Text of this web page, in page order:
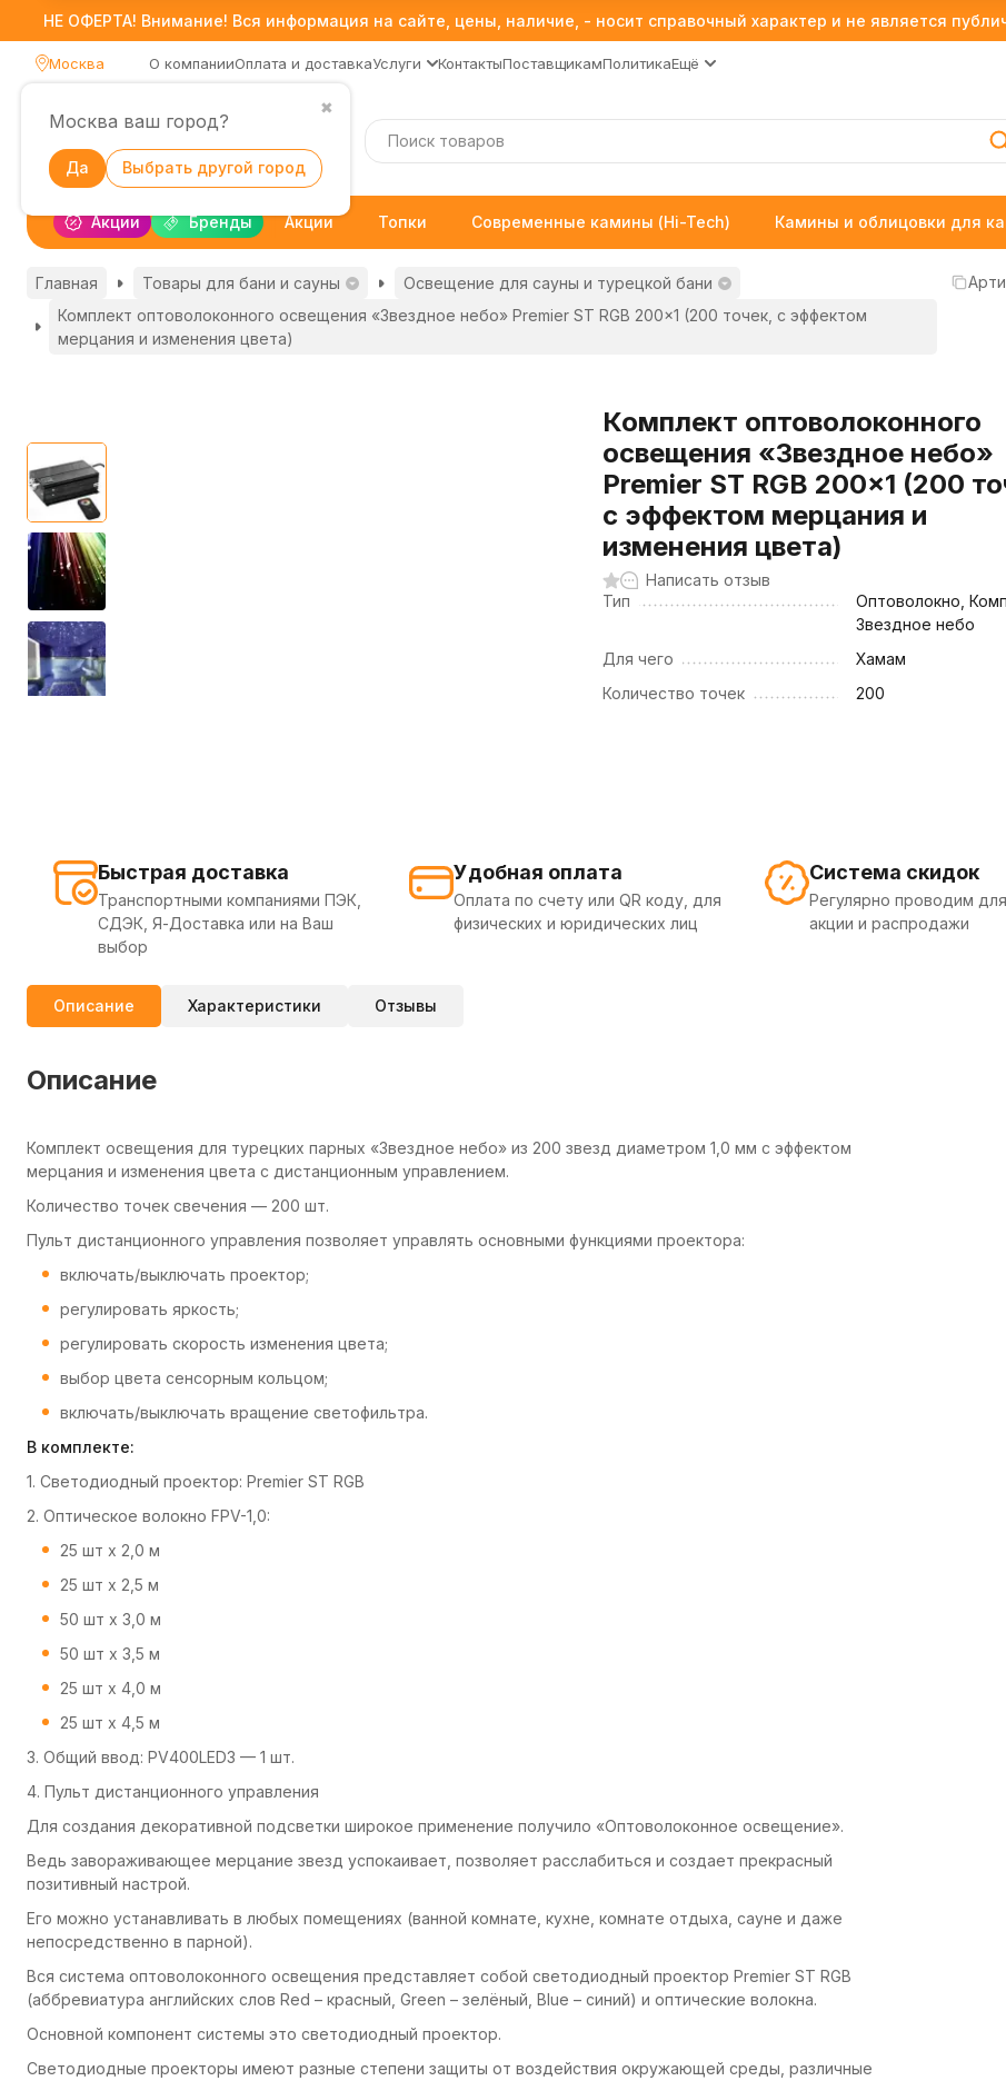
НЕ ОФЕРТА! Внимание! Вся информация на сайте, цены, наличие, - носит справочный характер и не является
Москва
✖
Москва ваш город?
Да Выбрать другой город
О компанииОплата и доставкаУслуги КонтактыПоставщикамПолитикаЕщё
Акции Бренды Акции Топки Современные камины (Hi-Tech) Камины и облицовки для
Главная Товары для бани и сауны
Освещение для сауны и турецкой бани
Комплект оптоволоконного освещения «Звездное небо» Premier ST RGB 200×1 (200 точек, с эффектом
мерцания и изменения цвета)
Комплект оптоволоконного
освещения «Звездное небо»
Premier ST RGB 200×1 (200
с эффектом мерцания и
изменения цвета)
Написать отзыв
Тип
Оптоволокно,
Звездное небо
Для чего
Хамам
Количество точек
200
Быстрая доставка
Транспортными компаниями ПЭК,
СДЭК, Я-Доставка или на Ваш
выбор
Удобная оплата
Оплата по счету или QR коду, для
физических и юридических лиц
Система скидок
Регулярно проводим
акции и распродажи
Описание Характеристики Отзывы
Описание
Комплект освещения для турецких парных «Звездное небо» из 200 звезд диаметром 1,0 мм с эффектом
мерцания и изменения цвета с дистанционным управлением.
Количество точек свечения — 200 шт.
Пульт дистанционного управления позволяет управлять основными функциями проектора:
включать/выключать проектор;
регулировать яркость;
регулировать скорость изменения цвета;
выбор цвета сенсорным кольцом;
включать/выключать вращение светофильтра.
В комплекте:
1. Светодиодный проектор: Premier ST RGB
2. Оптическое волокно FPV-1,0:
25 шт х 2,0 м
25 шт х 2,5 м
50 шт х 3,0 м
50 шт х 3,5 м
25 шт х 4,0 м
25 шт х 4,5 м
3. Общий ввод: PV400LED3 — 1 шт.
4. Пульт дистанционного управления
Для создания декоративной подсветки широкое применение получило «Оптоволоконное освещение».
Ведь завораживающее мерцание звезд успокаивает, позволяет расслабиться и создает прекрасный
позитивный настрой.
Его можно устанавливать в любых помещениях (ванной комнате, кухне, комнате отдыха, сауне и даже
непосредственно в парной).
Вся система оптоволоконного освещения представляет собой светодиодный проектор Premier ST RGB
(аббревиатура английских слов Red – красный, Green – зелёный, Blue – синий) и оптические волокна.
Основной компонент системы это светодиодный проектор.
Светодиодные проекторы имеют разные степени защиты от воздействия окружающей среды, различные